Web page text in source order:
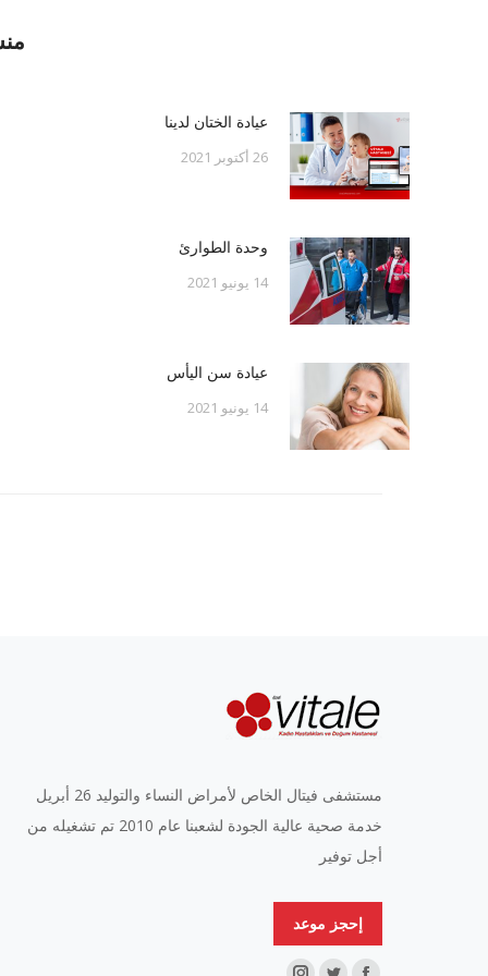
عيادة الختان لدينا
26 أكتوبر 2021
وحدة الطوارئ
14 يونيو 2021
عيادة سن اليأس
14 يونيو 2021
مستشفى فيتال الخاص لأمراض النساء والتوليد 26 أبريل
خدمة صحية عالية الجودة لشعبنا عام 2010 تم تشغيله من
أجل توفير
إحجز موعد
Find us on: